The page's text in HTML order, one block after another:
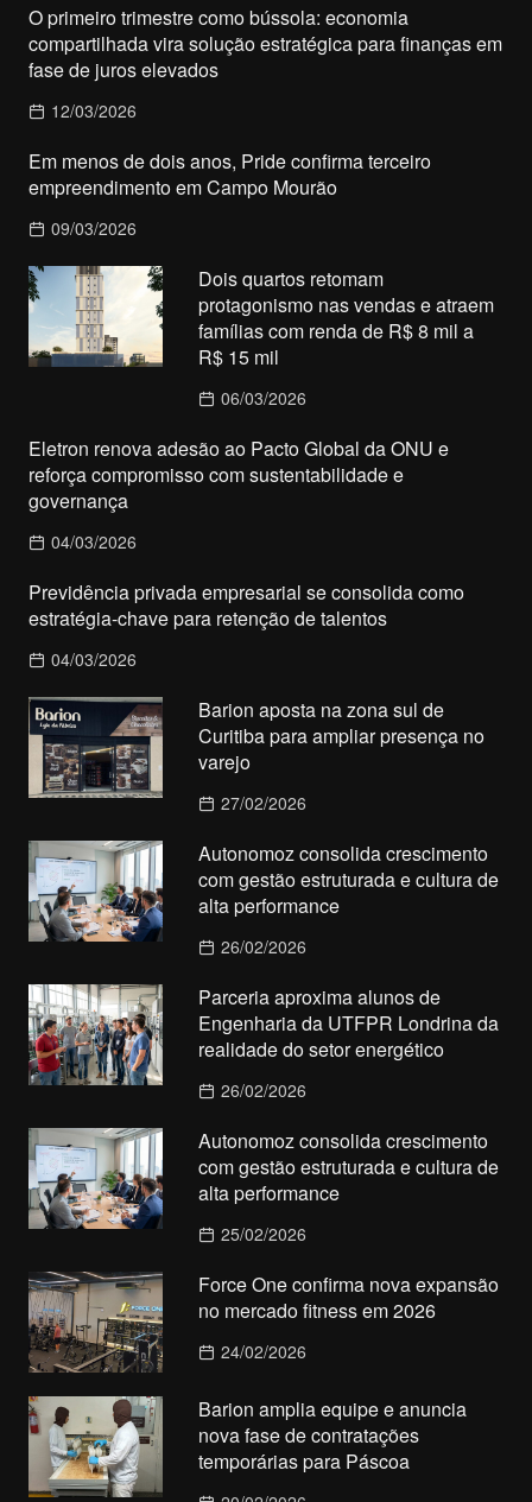
O primeiro trimestre como bússola: economia
compartilhada vira solução estratégica para finanças em
fase de juros elevados
12/03/2026
Em menos de dois anos, Pride confirma terceiro
empreendimento em Campo Mourão
09/03/2026
Dois quartos retomam
protagonismo nas vendas e atraem
famílias com renda de R$ 8 mil a
R$ 15 mil
06/03/2026
Eletron renova adesão ao Pacto Global da ONU e
reforça compromisso com sustentabilidade e
governança
04/03/2026
Previdência privada empresarial se consolida como
estratégia-chave para retenção de talentos
04/03/2026
Barion aposta na zona sul de
Curitiba para ampliar presença no
varejo
27/02/2026
Autonomoz consolida crescimento
com gestão estruturada e cultura de
alta performance
26/02/2026
Parceria aproxima alunos de
Engenharia da UTFPR Londrina da
realidade do setor energético
26/02/2026
Autonomoz consolida crescimento
com gestão estruturada e cultura de
alta performance
25/02/2026
Force One confirma nova expansão
no mercado fitness em 2026
24/02/2026
Barion amplia equipe e anuncia
nova fase de contratações
temporárias para Páscoa